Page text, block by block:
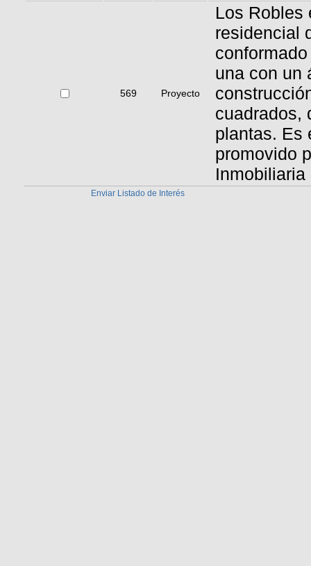
569 Proyecto
Los Robles
residencial
una con un
cuadrados,
plantas. Es
promovido
Enviar Listado de Interés